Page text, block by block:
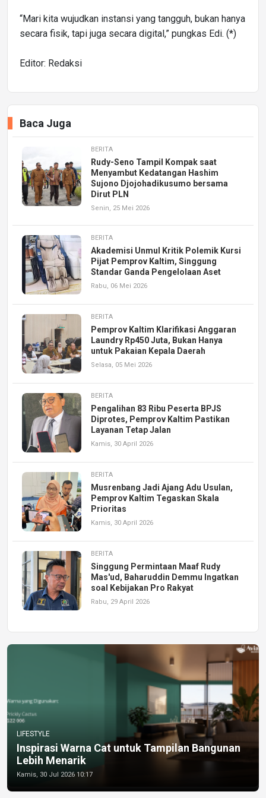
“Mari kita wujudkan instansi yang tangguh, bukan hanya
secara fisik, tapi juga secara digital,” pungkas Edi. (*)
Editor: Redaksi
Baca Juga
BERITA
Rudy-Seno Tampil Kompak saat
Menyambut Kedatangan Hashim
Sujono Djojohadikusumo bersama
Dirut PLN
Senin, 25 Mei 2026
BERITA
Akademisi Unmul Kritik Polemik Kursi
Pijat Pemprov Kaltim, Singgung
Standar Ganda Pengelolaan Aset
Rabu, 06 Mei 2026
BERITA
Pemprov Kaltim Klarifikasi Anggaran
Laundry Rp450 Juta, Bukan Hanya
untuk Pakaian Kepala Daerah
Selasa, 05 Mei 2026
BERITA
Pengalihan 83 Ribu Peserta BPJS
Diprotes, Pemprov Kaltim Pastikan
Layanan Tetap Jalan
Kamis, 30 April 2026
BERITA
Musrenbang Jadi Ajang Adu Usulan,
Pemprov Kaltim Tegaskan Skala
Prioritas
Kamis, 30 April 2026
BERITA
Singgung Permintaan Maaf Rudy
Mas'ud, Baharuddin Demmu Ingatkan
soal Kebijakan Pro Rakyat
Rabu, 29 April 2026
LIFESTYLE
Inspirasi Warna Cat untuk Tampilan Bangunan
Lebih Menarik
Kamis, 30 Jul 2026 10:17